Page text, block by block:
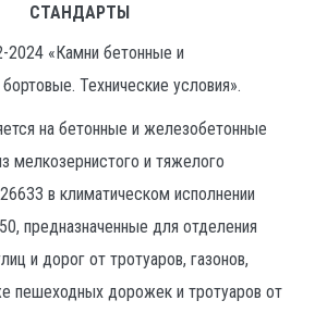
СТАНДАРТЫ
«Камни бетонные и
Технические условия».
на бетонные и железобетонные
мелкозернистого и тяжелого
в климатическом исполнении
предназначенные для отделения
и дорог от тротуаров, газонов,
пешеходных дорожек и тротуаров от